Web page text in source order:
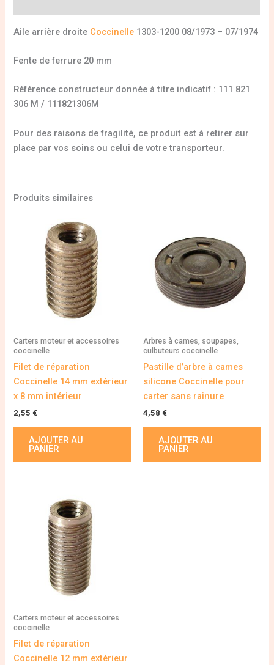
Aile arrière droite Coccinelle 1303-1200 08/1973 – 07/1974
Fente de ferrure 20 mm
Référence constructeur donnée à titre indicatif : 111 821
306 M / 111821306M
Pour des raisons de fragilité, ce produit est à retirer sur
place par vos soins ou celui de votre transporteur.
Produits similaires
Carters moteur et accessoires
coccinelle
Filet de réparation
Coccinelle 14 mm extérieur
x 8 mm intérieur
2,55 €
AJOUTER AU
PANIER
Arbres à cames, soupapes,
culbuteurs coccinelle
Pastille d’arbre à cames
silicone Coccinelle pour
carter sans rainure
4,58 €
AJOUTER AU
PANIER
Carters moteur et accessoires
coccinelle
Filet de réparation
Coccinelle 12 mm extérieur